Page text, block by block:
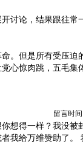
讨论，结果跟往常
。但是所有受压迫
心惊肉跳，五毛集
留言时间
想得一样？我没被
我给万维赞助了。